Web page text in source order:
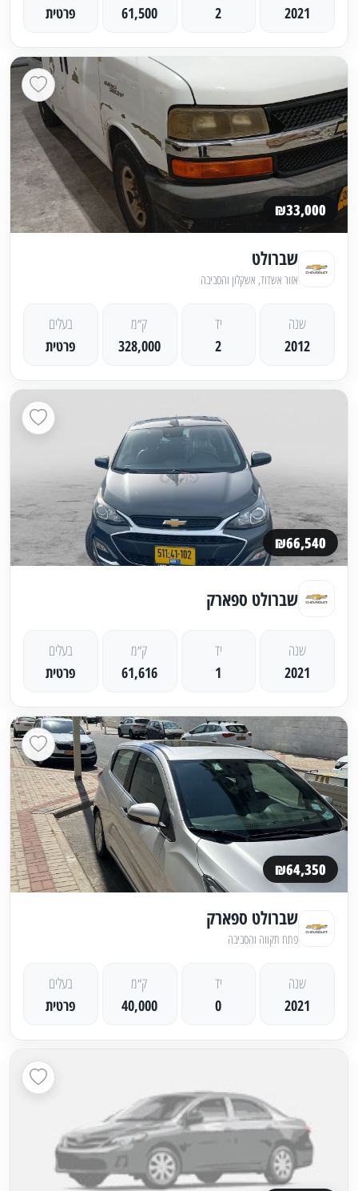
2021
2
61,500
פרטית
₪33,000
שברולט
אזור אשדוד, אשקלון והסביבה
שנה
2012
יד
2
ק״מ
328,000
בעלים
פרטית
₪66,540
שברולט ספארק
שנה
2021
יד
1
ק״מ
61,616
בעלים
פרטית
₪64,350
שברולט ספארק
פתח תקווה והסביבה
שנה
2021
יד
0
ק״מ
40,000
בעלים
פרטית